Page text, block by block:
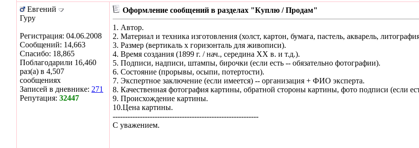
Евгений
Гуру
Регистрация: 04.06.2008
Сообщений: 14,663
Спасибо: 18,865
Поблагодарили 16,460
раз(а) в 4,507
сообщениях
Записей в дневнике: 271
Репутация: 32447
Оформление сообщений в разделах "Куплю / Продам"
1. Автор.
2. Материал и техника изготовления (холст, картон, бумага, пастель, акварель,
3. Размер (вертикаль х горизонталь для живописи).
4. Время создания (1899 г. / нач., середина ХХ в. и т.д.).
5. Подписи, надписи, штампы, бирочки (если есть -- обязательно фотографии).
6. Состояние (прорывы, осыпи, потертости).
7. Экспертное заключение (если имеется) -- организация + ФИО эксперта.
8. Качественная фотография картины, обратной стороны картины, фото подписи (если
9. Происхождение картины.
10.Цена картины.
-----------------------------------------------------------
С уважением.